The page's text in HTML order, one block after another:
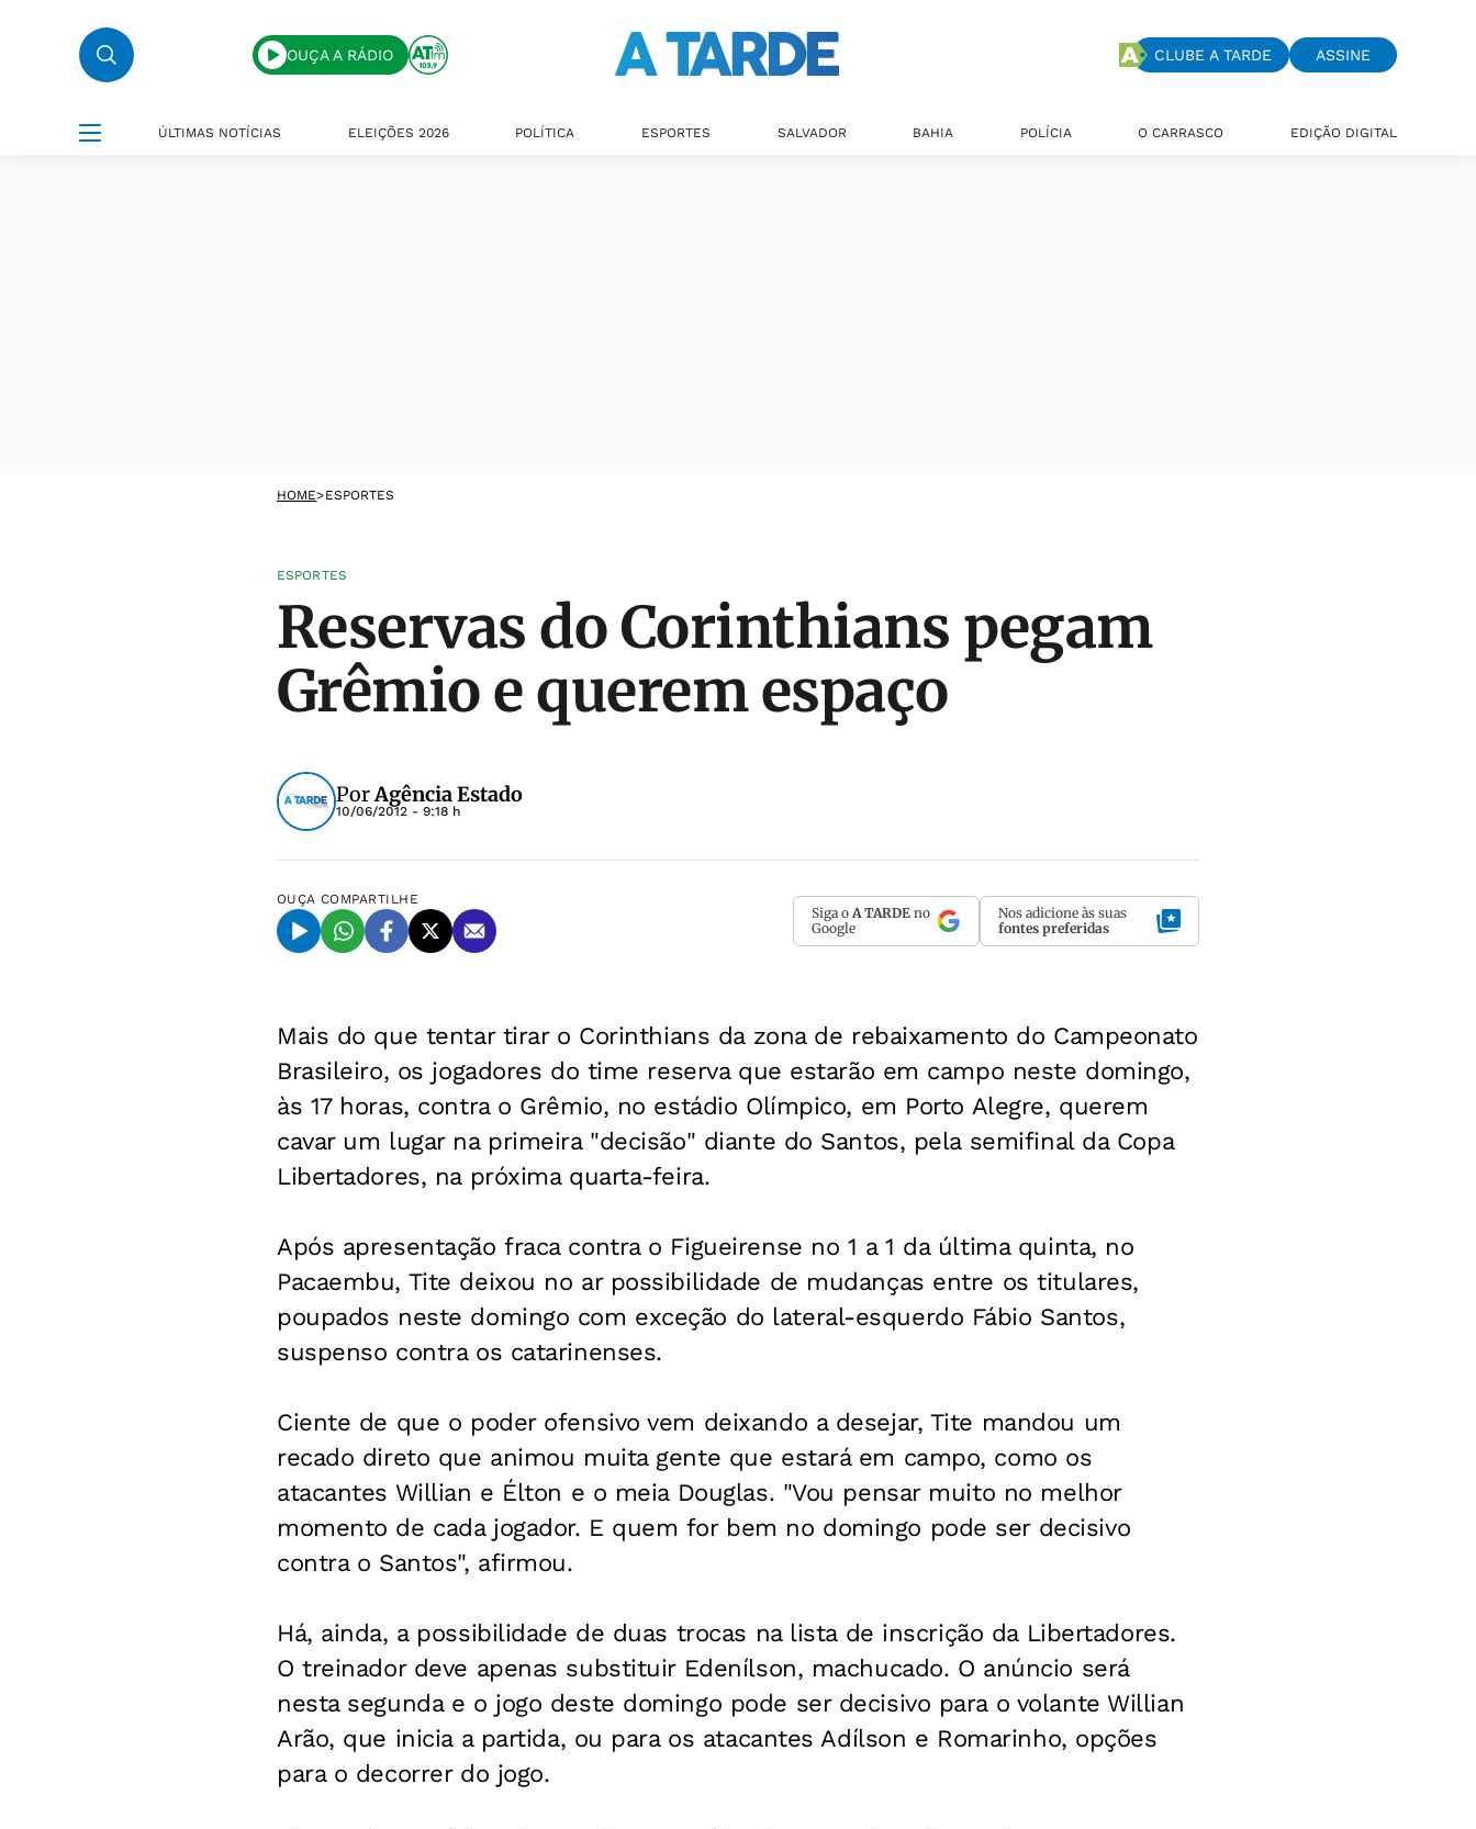
OUÇA A RÁDIO CLUBE A TARDE ASSINE
ÚLTIMAS NOTÍCIAS ELEIÇÕES 2026 POLÍTICA ESPORTES SALVADOR BAHIA POLÍCIA O CARRASCO EDIÇÃO DIGITAL
HOME>ESPORTES
ESPORTES
Reservas do Corinthians pegam
Grêmio e querem espaço
PorAgência Estado
10/06/2012 - 9:18 h
OUÇA COMPARTILHE
Siga o A TARDE no
Google
Nos adicione às suas
fontes preferidas
Mais do que tentar tirar o Corinthians da zona de rebaixamento do Campeonato
Brasileiro, os jogadores do time reserva que estarão em campo neste domingo,
às 17 horas, contra o Grêmio, no estádio Olímpico, em Porto Alegre, querem
cavar um lugar na primeira "decisão" diante do Santos, pela semifinal da Copa
Libertadores, na próxima quarta-feira.
Após apresentação fraca contra o Figueirense no 1 a 1 da última quinta, no
Pacaembu, Tite deixou no ar possibilidade de mudanças entre os titulares,
poupados neste domingo com exceção do lateral-esquerdo Fábio Santos,
suspenso contra os catarinenses.
Ciente de que o poder ofensivo vem deixando a desejar, Tite mandou um
recado direto que animou muita gente que estará em campo, como os
atacantes Willian e Élton e o meia Douglas. "Vou pensar muito no melhor
momento de cada jogador. E quem for bem no domingo pode ser decisivo
contra o Santos", afirmou.
Há, ainda, a possibilidade de duas trocas na lista de inscrição da Libertadores.
O treinador deve apenas substituir Edenílson, machucado. O anúncio será
nesta segunda e o jogo deste domingo pode ser decisivo para o volante Willian
Arão, que inicia a partida, ou para os atacantes Adílson e Romarinho, opções
para o decorrer do jogo.